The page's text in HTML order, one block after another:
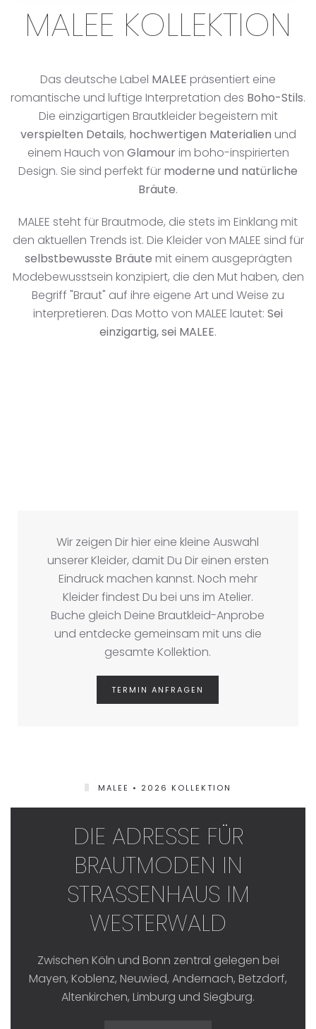
MALEE KOLLEKTION
Das deutsche Label MALEE präsentiert eine
romantische und luftige Interpretation des Boho-Stils.
Die einzigartigen Brautkleider begeistern mit
verspielten Details, hochwertigen Materialien und
einem Hauch von Glamourim boho-inspirierten
Design. Sie sind perfekt für moderne und natürliche
Bräute.
MALEE steht für Brautmode, die stets im Einklang mit
den aktuellen Trends ist. Die Kleider von MALEE sind für
selbstbewusste Bräute mit einem ausgeprägten
Modebewusstsein konzipiert, die den Mut haben, den
Begriff "Braut" auf ihre eigene Art und Weise zu
interpretieren. Das Motto von MALEE lautet: Sei
einzigartig, sei MALEE.
Wir zeigen Dir hier eine kleine Auswahl
unserer Kleider, damit Du Dir einen ersten
Eindruck machen kannst. Noch mehr
Kleider findest Du bei uns im Atelier.
Buche gleich Deine Brautkleid-Anprobe
und entdecke gemeinsam mit uns die
gesamte Kollektion.
TERMIN ANFRAGEN
MALEE • 2026 KOLLEKTION
DIE ADRESSE FÜR
BRAUTMODEN IN
STRASSENHAUS IM W
ESTERWALD
Zwischen Köln und Bonn zentral gelegen bei
Mayen, Koblenz, Neuwied, Andernach, Betzdorf,
Altenkirchen, Limburg und Siegburg.